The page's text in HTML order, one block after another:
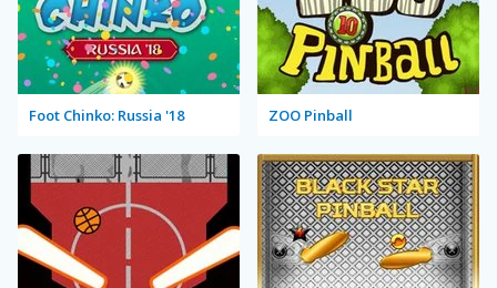
Foot Chinko: Russia '18 ZOO Pinball